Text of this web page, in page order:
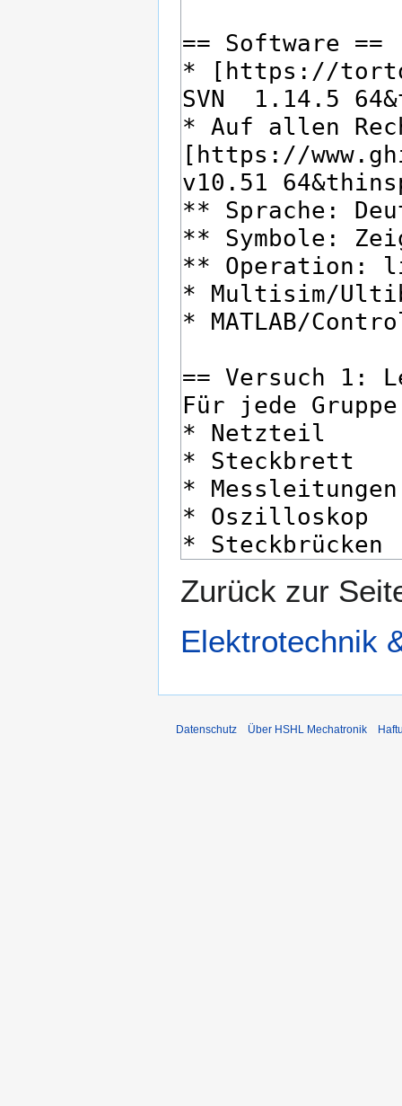
Zurück zur
Elektrotechnik
Datenschutz Über HSHL Mechatronik